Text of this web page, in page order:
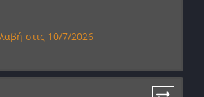
στις 10/7/2026